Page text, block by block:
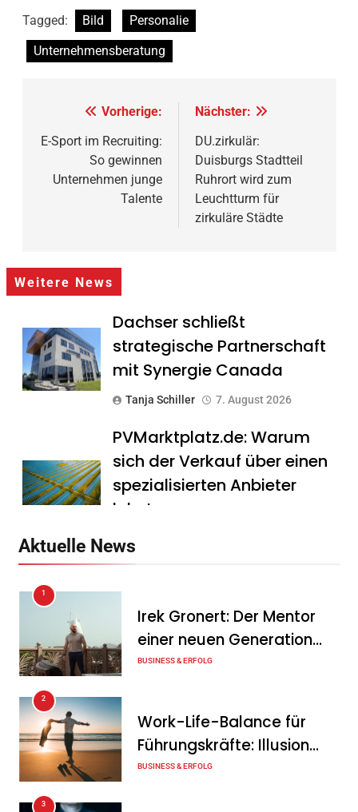
Tagged: Bild
Personalie
Unternehmensberatung
Beitragsnavigation
Vorherige:
E-Sport im Recruiting:
So gewinnen
Unternehmen junge
Talente
Nächster:
DU.zirkulär:
Duisburgs Stadtteil
Ruhrort wird zum
Leuchtturm für
zirkuläre Städte
Weitere News
Dachser schließt
strategische Partnerschaft
mit Synergie Canada
Tanja Schiller 7. August 2026
PVMarktplatz.de: Warum
sich der Verkauf über einen
spezialisierten Anbieter
lohnt
Mitarbeitergespräch pro
Jahr nichts verändert – und
was stattdessen
Verbindlichkeit schafft
Tanja Schiller 7. August 2026
Wenn jede Minute zählt: Wie
Onboard-Kurier-Spezialist
Aktuelle News
1
Irek Gronert: Der Mentor
einer neuen Generation
von Unternehmern
BUSINESS & ERFOLG
2
Work-Life-Balance für
Führungskräfte: Illusion
oder echte Chance?
BUSINESS & ERFOLG
3